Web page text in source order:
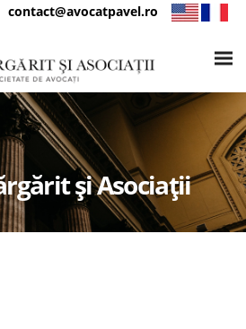
contact@avocatpavel.ro
și Asociații